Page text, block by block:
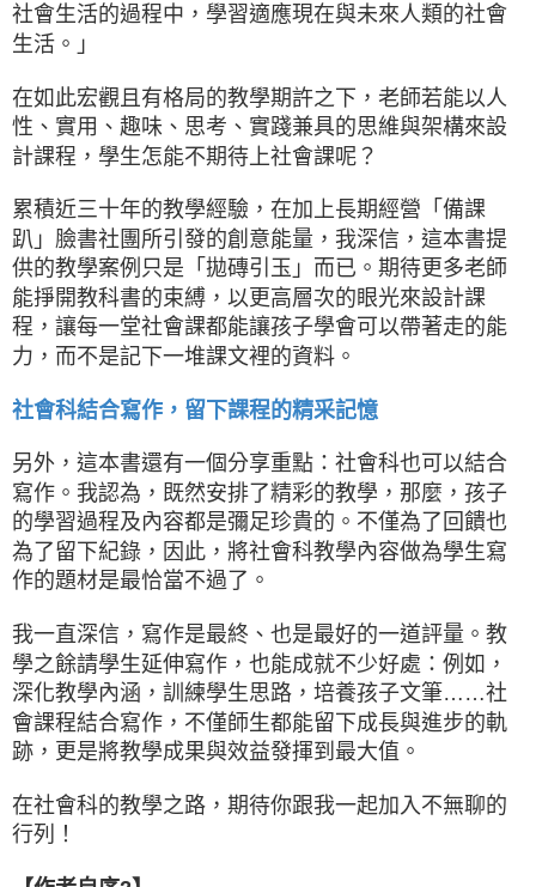
社會生活的過程中，學習適應現在與未來人類的社會
生活。」
在如此宏觀且有格局的教學期許之下，老師若能以人
性、實用、趣味、思考、實踐兼具的思維與架構來設
計課程，學生怎能不期待上社會課呢？
累積近三十年的教學經驗，在加上長期經營「備課
趴」臉書社團所引發的創意能量，我深信，這本書提
供的教學案例只是「拋磚引玉」而已。期待更多老師
能掙開教科書的束縛，以更高層次的眼光來設計課
程，讓每一堂社會課都能讓孩子學會可以帶著走的能
力，而不是記下一堆課文裡的資料。
社會科結合寫作，留下課程的精采記憶
另外，這本書還有一個分享重點：社會科也可以結合
寫作。我認為，既然安排了精彩的教學，那麼，孩子
的學習過程及內容都是彌足珍貴的。不僅為了回饋也
為了留下紀錄，因此，將社會科教學內容做為學生寫
作的題材是最恰當不過了。
我一直深信，寫作是最終、也是最好的一道評量。教
學之餘請學生延伸寫作，也能成就不少好處：例如，
深化教學內涵，訓練學生思路，培養孩子文筆……社
會課程結合寫作，不僅師生都能留下成長與進步的軌
跡，更是將教學成果與效益發揮到最大值。
在社會科的教學之路，期待你跟我一起加入不無聊的
行列！